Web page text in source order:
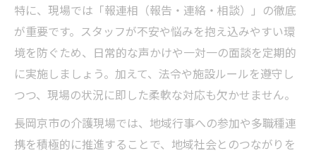
特に、現場では「報連相（報告・連絡・相談）」の徹底
が重要です。スタッフが不安や悩みを抱え込みやすい環
境を防ぐため、日常的な声かけや一対一の面談を定期的
に実施しましょう。加えて、法令や施設ルールを遵守し
つつ、現場の状況に即した柔軟な対応も欠かせません。
長岡京市の介護現場では、地域行事への参加や多職種連
携を積極的に推進することで、地域社会とのつながりを